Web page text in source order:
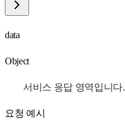
data
Object
서비스 응답 영역입니다.
요청 예시